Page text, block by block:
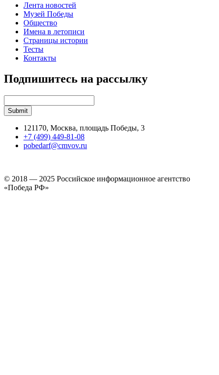
Лента новостей
Музей Победы
Общество
Имена в летописи
Страницы истории
Тесты
Контакты
Подпишитесь на рассылку
121170, Москва, площадь Победы, 3
+7 (499) 449-81-08
pobedarf@cmvov.ru
© 2018 — 2025 Российское информационное агентство
«Победа РФ»